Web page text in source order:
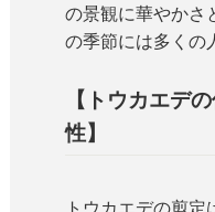
の景観に華やかさ
の季節には多くの
【トウカエデ
性】